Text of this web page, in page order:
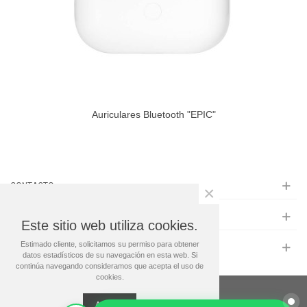
Auriculares Bluetooth "EPIC"
CONTACTO
MAS INFO
© 2024 Regalos Premium
Este sitio web utiliza cookies.
Estimado cliente, solicitamos su permiso para obtener
datos estadísticos de su navegación en esta web. Si
continúa navegando consideramos que acepta el uso de
cookies.
Aceptar
×